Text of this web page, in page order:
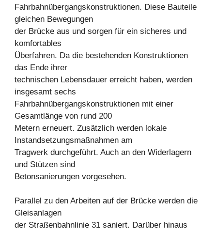
Fahrbahnübergangskonstruktionen. Diese Bauteile
gleichen Bewegungen
der Brücke aus und sorgen für ein sicheres und
komfortables
Überfahren. Da die bestehenden Konstruktionen
das Ende ihrer
technischen Lebensdauer erreicht haben, werden
insgesamt sechs
Fahrbahnübergangskonstruktionen mit einer
Gesamtlänge von rund 200
Metern erneuert. Zusätzlich werden lokale
Instandsetzungsmaßnahmen am
Tragwerk durchgeführt. Auch an den Widerlagern
und Stützen sind
Betonsanierungen vorgesehen.
Parallel zu den Arbeiten auf der Brücke werden die
Gleisanlagen
der Straßenbahnlinie 31 saniert. Darüber hinaus